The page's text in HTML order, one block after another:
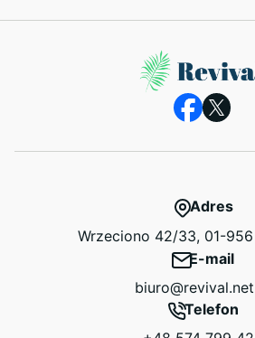
Adres
Wrzeciono 42/33, 01-956
E-mail
Telefon